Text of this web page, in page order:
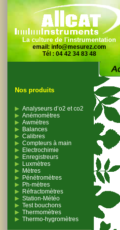
La culture de l'instrumentation
email: info@mesurez.com
Tél : 04 42 34 83 48
Nos produits
Analyseurs d’o2 et co2
Anémomètres
Awmètres
Balances
Calibres
Compteurs à main
Electrochimie
Enregistreurs
Luxmètres
Mètres
Pénétromètres
Ph-mètres
Réfractomètres
Station-Météo
Test bouchons
Thermomètres
Thermo-hygromètres